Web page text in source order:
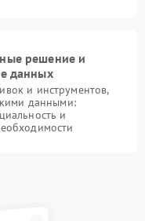
решение и
данных
и инструментов,
данными:
и